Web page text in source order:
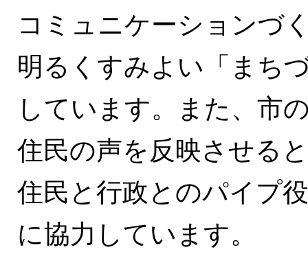
コミュニケーションづ
明るくすみよい「まち
しています。また、市
住民の声を反映させる
住民と行政とのパイプ
に協力しています。